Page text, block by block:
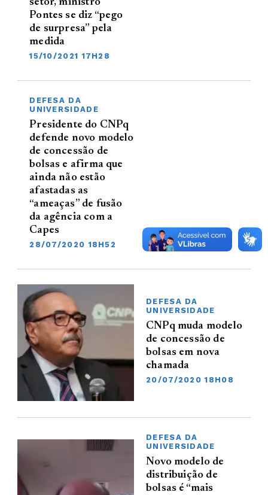
setor, ministro
Pontes se diz “pego
de surpresa” pela
medida
15/10/2021 17H28
DEFESA DA
UNIVERSIDADE
Presidente do CNPq
defende novo modelo
de concessão de
bolsas e afirma que
ainda não estão
afastadas as
“ameaças” de fusão
da agência com a
Capes
28/07/2020 18H52
DEFESA DA
UNIVERSIDADE
CNPq muda modelo
de concessão de
bolsas em nova
chamada
20/07/2020 18H08
DEFESA DA
UNIVERSIDADE
Novo modelo de
distribuição de
bolsas é “mais